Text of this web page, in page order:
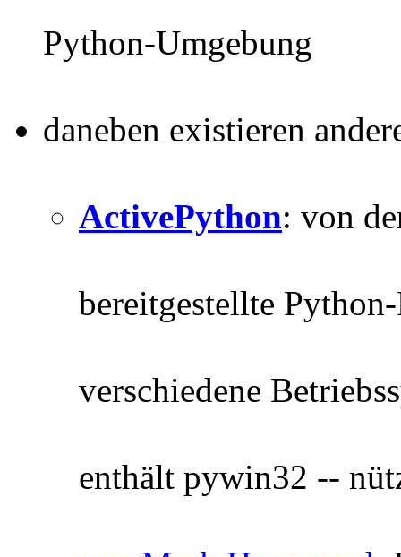
Python-Umgebung
daneben existieren
ActivePython: von
bereitgestellte
verschiedene
enthält pywin32 --